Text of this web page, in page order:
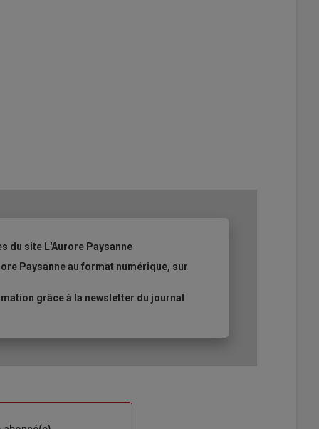
du site L'Aurore Paysanne
Paysanne au format numérique, sur
grâce à la newsletter du journal